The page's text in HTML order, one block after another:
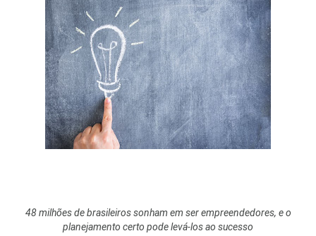
48 milhões de brasileiros sonham em ser empreendedores, e o
planejamento certo pode levá-los ao sucesso